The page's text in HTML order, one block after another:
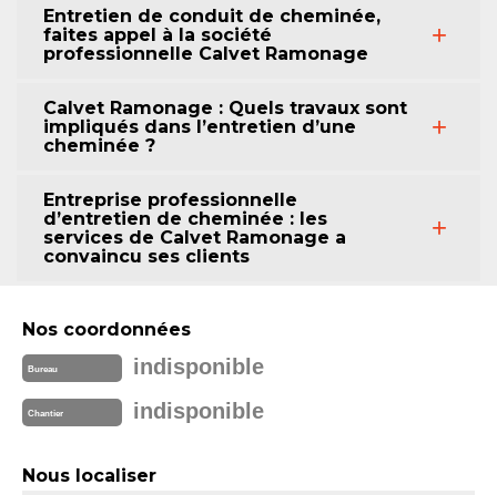
Entretien de conduit de cheminée,
faites appel à la société
professionnelle Calvet Ramonage
Calvet Ramonage : Quels travaux sont
impliqués dans l’entretien d’une
cheminée ?
Entreprise professionnelle
d’entretien de cheminée : les
services de Calvet Ramonage a
convaincu ses clients
Nos coordonnées
Bureau indisponible
Chantier indisponible
Nous localiser